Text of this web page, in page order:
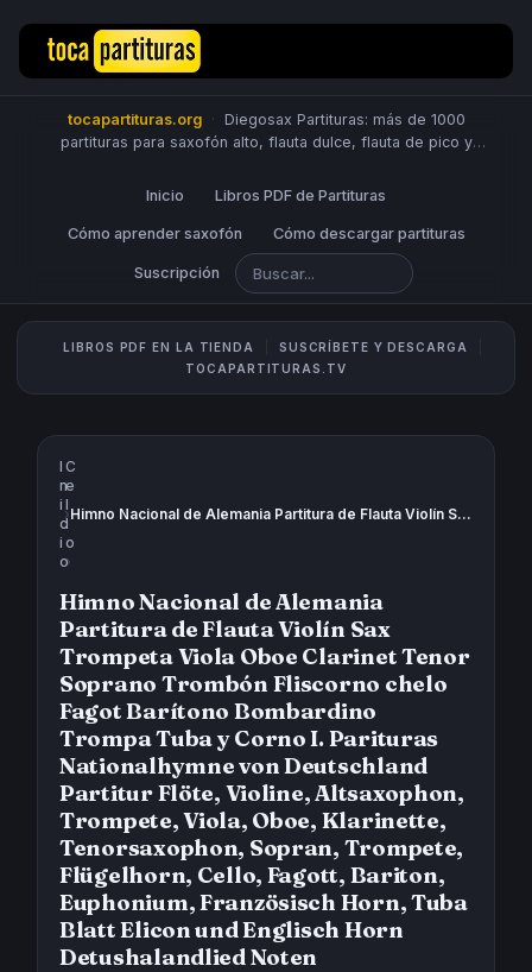
tocapartituras.org ·
Diegosax Partituras: más de 1000
partituras para saxofón alto, flauta dulce, flauta de pico y
chelo, fagot, bombardino, fliscorno, corno, trompa, barítono,
Scores. PUBLICA PARTITURAS
Inicio Libros PDF de Partituras
Cómo aprender saxofón Cómo descargar partituras
Suscripción
LIBROS PDF EN LA TIENDA
SUSCRÍBETE Y DESCARGA
TOCAPARTITURAS.TV
I
n
i
c
i
o
›
C
e
l
l
o
›
Himno Nacional de Alemania Partitura de Flauta Violín Sax Trompeta Viola Oboe Clarinet Tenor Soprano Trombón Fliscorno chelo Fagot Barítono Bombardino Trompa Tuba y Corno I. Parituras Nationalhymne von Deutschland Partitur Flöte, Violine, Altsaxophon, Trompete, Viola, Oboe, Klarinette, Tenorsaxophon, Sopran, Trompete, Flügelhorn, Cello, Fagott, Bariton, Euphonium, Französisch Horn, Tuba Blatt Elicon und Englisch Horn Detushalandlied Noten
Himno Nacional de Alemania
Partitura de Flauta Violín Sax
Trompeta Viola Oboe Clarinet Tenor
Soprano Trombón Fliscorno chelo
Fagot Barítono Bombardino
Trompa Tuba y Corno I. Parituras
Nationalhymne von Deutschland
Partitur Flöte, Violine, Altsaxophon,
Trompete, Viola, Oboe, Klarinette,
Tenorsaxophon, Sopran, Trompete,
Flügelhorn, Cello, Fagott, Bariton,
Euphonium, Französisch Horn, Tuba
Blatt Elicon und Englisch Horn
Detushalandlied Noten